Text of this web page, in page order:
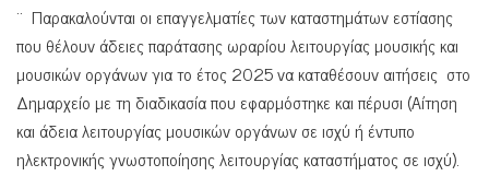
¨ Παρακαλούνται οι επαγγελματίες των καταστημάτων εστίασης
που θέλουν άδειες παράτασης ωραρίου λειτουργίας μουσικής και
μουσικών οργάνων για το έτος 2025 να καταθέσουν αιτήσεις στο
Δημαρχείο με τη διαδικασία που εφαρμόστηκε και πέρυσι (Αίτηση
και άδεια λειτουργίας μουσικών οργάνων σε ισχύ ή έντυπο
ηλεκτρονικής γνωστοποίησης λειτουργίας καταστήματος σε ισχύ).